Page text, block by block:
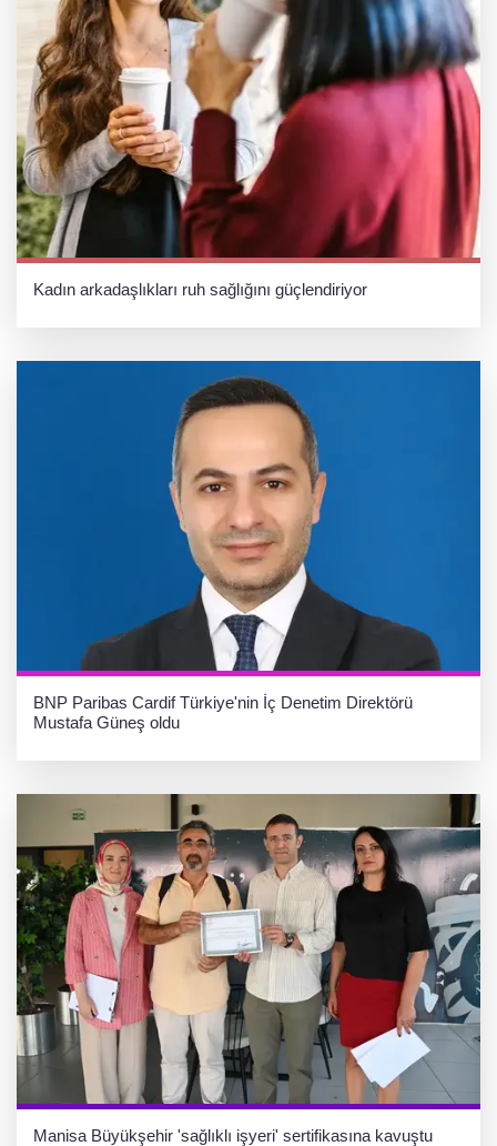
Kadın arkadaşlıkları ruh sağlığını güçlendiriyor
BNP Paribas Cardif Türkiye'nin İç Denetim Direktörü
Mustafa Güneş oldu
Manisa Büyükşehir 'sağlıklı işyeri' sertifikasına kavuştu